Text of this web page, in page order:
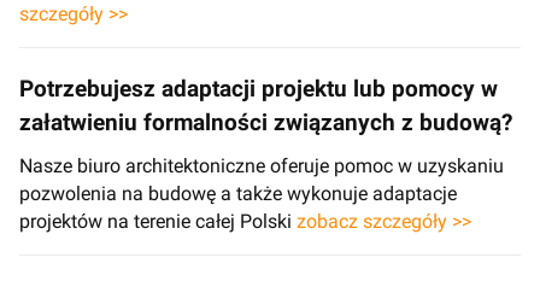
szczegóły >>
Potrzebujesz adaptacji projektu lub pomocy w
załatwieniu formalności związanych z budową?
Nasze biuro architektoniczne oferuje pomoc w uzyskaniu
pozwolenia na budowę a także wykonuje adaptacje
projektów na terenie całej Polski zobacz szczegóły >>